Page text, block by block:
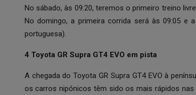
No sábado, às 09:20, teremos o primeiro treino
No domingo, a primeira corrida será às 09:05 e
portuguesa).
4 Toyota GR Supra GT4 EVO em pista
A chegada do Toyota GR Supra GT4 EVO à
os carros nipónicos têm sido os mais rápidos